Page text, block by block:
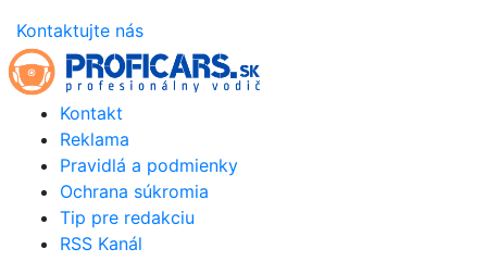
Kontaktujte nás
Kontakt
Reklama
Pravidlá a podmienky
Ochrana súkromia
Tip pre redakciu
RSS Kanál